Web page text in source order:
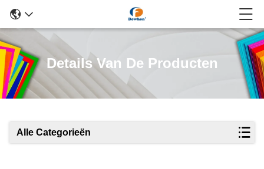
Details Van De Producten
Alle Categorieën